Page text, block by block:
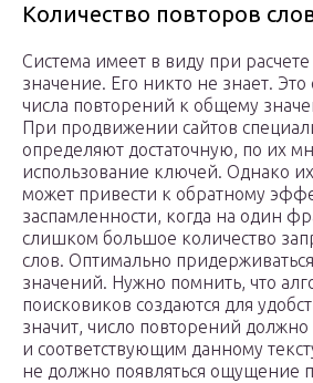
Количество повторов
Система имеет в виду при
значение. Его никто не знает.
числа повторений к общему
При продвижении сайтов
определяют достаточную, по их
использование ключей. Однако
может привести к обратному
заспамленности, когда на один
слишком большое количество
слов. Оптимально
значений. Нужно помнить, что
поисковиков создаются для
значит, число повторений
и соответствующим данному
не должно появляться ощущение